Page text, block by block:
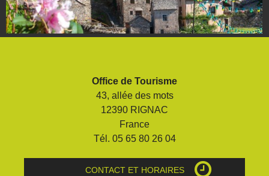
Office de Tourisme
43, allée des mots
12390 RIGNAC
France
Tél. 05 65 80 26 04
CONTACT ET HORAIRES